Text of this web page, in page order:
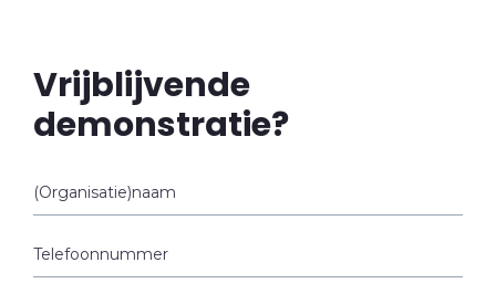
Vrijblijvende
demonstratie?
(Organisatie)naam
Telefoonnummer